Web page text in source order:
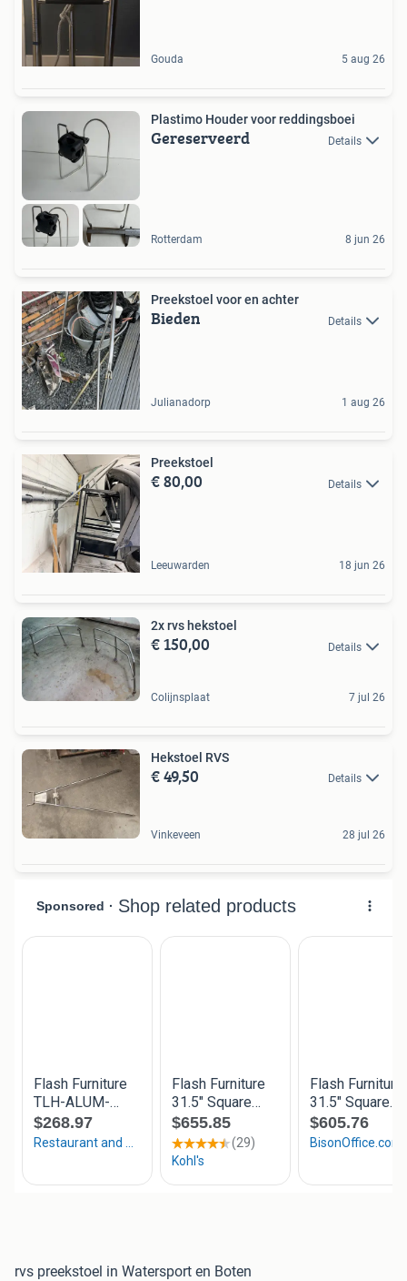
Gouda 5 aug 26
Plastimo Houder voor reddingsboei
Gereserveerd Details
Rotterdam 8 jun 26
Preekstoel voor en achter
Bieden Details
Julianadorp 1 aug 26
Preekstoel
€ 80,00 Details
Leeuwarden 18 jun 26
2x rvs hekstoel
€ 150,00 Details
Colijnsplaat 7 jul 26
Hekstoel RVS
€ 49,50 Details
Vinkeveen 28 jul 26
rvs preekstoel in Watersport en Boten